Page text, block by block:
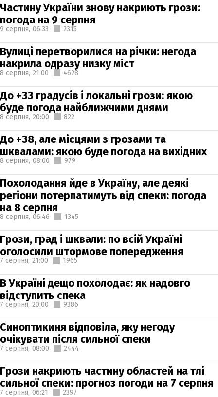
Частину України знову накриють грози:
погода на 9 серпня
9 серпня, 06:33 2315
Вулиці перетворилися на річки: негода
накрила одразу низку міст
8 серпня, 21:00 4628
До +33 градусів і локальні грози: якою
буде погода найближчими днями
8 серпня, 20:00 822
До +38, але місцями з грозами та
шквалами: якою буде погода на вихідних
8 серпня, 08:00 979
Похолодання йде в Україну, але деякі
регіони потерпатимуть від спеки: погода
на 8 серпня
8 серпня, 06:46 1345
Грози, град і шквали: по всій Україні
оголосили штормове попередження
7 серпня, 21:00 1965
В Україні дещо похолодає: як надовго
відступить спека
7 серпня, 20:00 9386
Синоптикиня відповіла, яку негоду
очікувати після сильної спеки
7 серпня, 08:00 2444
Грози накриють частину областей на тлі
сильної спеки: прогноз погоди на 7 серпня
7 серпня, 06:21 2397